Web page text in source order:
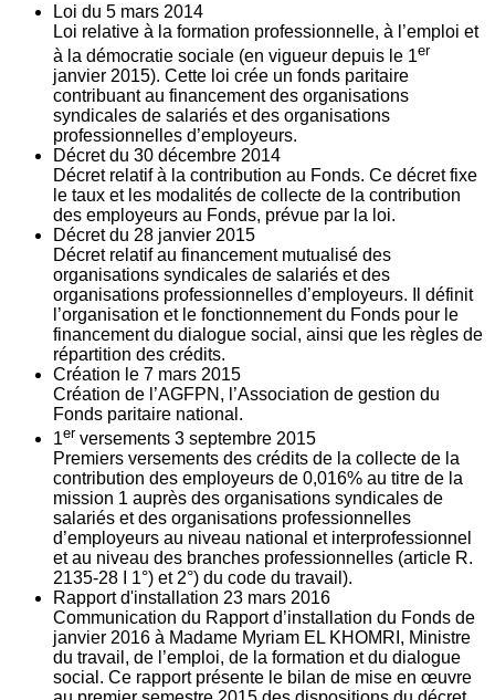
Loi du 5 mars 2014
Loi relative à la formation professionnelle, à l’emploi et
à la démocratie sociale (en vigueur depuis le 1er
janvier 2015). Cette loi crée un fonds paritaire
contribuant au financement des organisations
syndicales de salariés et des organisations
professionnelles d’employeurs.
Décret du 30 décembre 2014
Décret relatif à la contribution au Fonds. Ce décret fixe
le taux et les modalités de collecte de la contribution
des employeurs au Fonds, prévue par la loi.
Décret du 28 janvier 2015
Décret relatif au financement mutualisé des
organisations syndicales de salariés et des
organisations professionnelles d’employeurs. Il définit
l’organisation et le fonctionnement du Fonds pour le
financement du dialogue social, ainsi que les règles de
répartition des crédits.
Création le 7 mars 2015
Création de l’AGFPN, l’Association de gestion du
Fonds paritaire national.
1er versements 3 septembre 2015
Premiers versements des crédits de la collecte de la
contribution des employeurs de 0,016% au titre de la
mission 1 auprès des organisations syndicales de
salariés et des organisations professionnelles
d’employeurs au niveau national et interprofessionnel
et au niveau des branches professionnelles (article R.
2135‐28 I 1°) et 2°) du code du travail).
Rapport d'installation 23 mars 2016
Communication du Rapport d’installation du Fonds de
janvier 2016 à Madame Myriam EL KHOMRI, Ministre
du travail, de l’emploi, de la formation et du dialogue
social. Ce rapport présente le bilan de mise en œuvre